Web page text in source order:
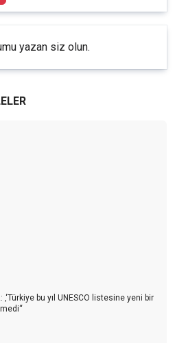
yazan siz olun.
bu yıl UNESCO listesine yeni bir